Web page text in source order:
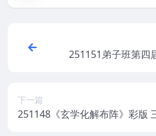
251151弟子班第四
下一篇
251148《玄学化解布阵》彩版